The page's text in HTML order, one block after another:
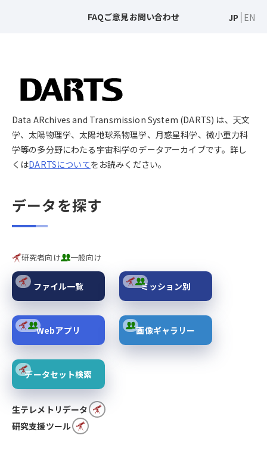
FAQご意見お問い合わせ JP EN
Data ARchives and Transmission System (DARTS) は、天文
学、太陽物理学、太陽地球系物理学、月惑星科学、微小重力科
学等の多分野にわたる宇宙科学のデータアーカイブです。詳し
くはDARTSについてをお読みください。
データを探す
研究者向け 一般向け
ファイル一覧 ミッション別
Webアプリ 画像ギャラリー
データセット検索
生テレメトリデータ
研究支援ツール